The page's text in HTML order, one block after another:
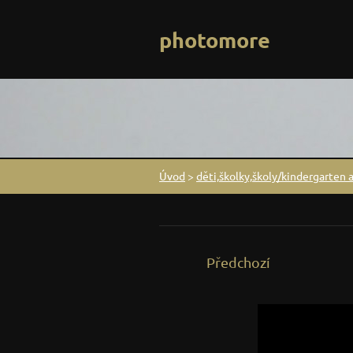
photomore
Úvod > děti,školky,školy/kindergarten
Předchozí